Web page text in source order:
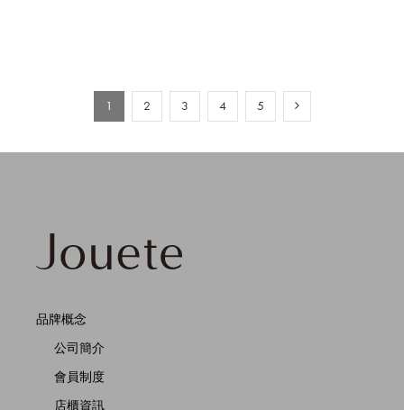
1 2 3 4 5
品牌概念
公司簡介
會員制度
店櫃資訊